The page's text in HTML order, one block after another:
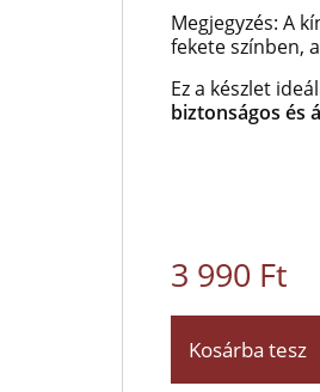
Megjegyzés: A
fekete színben,
Ez a készlet
biztonságos és
3 990 Ft
Kosárba tesz